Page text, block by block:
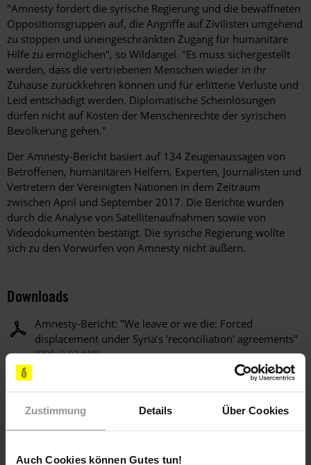
Zustimmung Details Über Cookies
Auch Cookies können Gutes tun!
"Amnesty fordert die syrische Regierung und die bewaffneten
Oppositionsgruppen auf, die Angriffe auf Zivilisten umgehend
zu stoppen und uneingeschränkten Zugang für humanitäre
Hilfe zu ermöglichen", so Wildangel. "Es muss sichergestellt
werden, dass die vertriebenen Menschen wieder in ihr
Zuhause zurückkehren können und für erlittene Verluste und
Leid entschädigt werden. Diplomatische Scheinlösungen
dürfen nicht auf Kosten der Menschenrechte der syrischen
Bevölkerung gehen."
Der Amnesty-Bericht basiert auf 134 Zeugenaussagen von
Betroffenen, humanitären Helfern, Experten, Journalisten und
Vertretern der Vereinigten Nationen in dem Zeitraum
zwischen April und September 2017. Die Berichte wurden
durch die Analyse von Satellitenaufnahmen sowie von
Videodokumenten bestätigt. Die syrische Regierung wollte
sich zu den Vorwürfen von Amnesty nicht äußern.
Downloads
Amnesty-Bericht: "We leave or we die: Forced
displacement under Syria’s 'reconciliation' agreements"
(PDF, 2.92 MB)
Weitere Informationen